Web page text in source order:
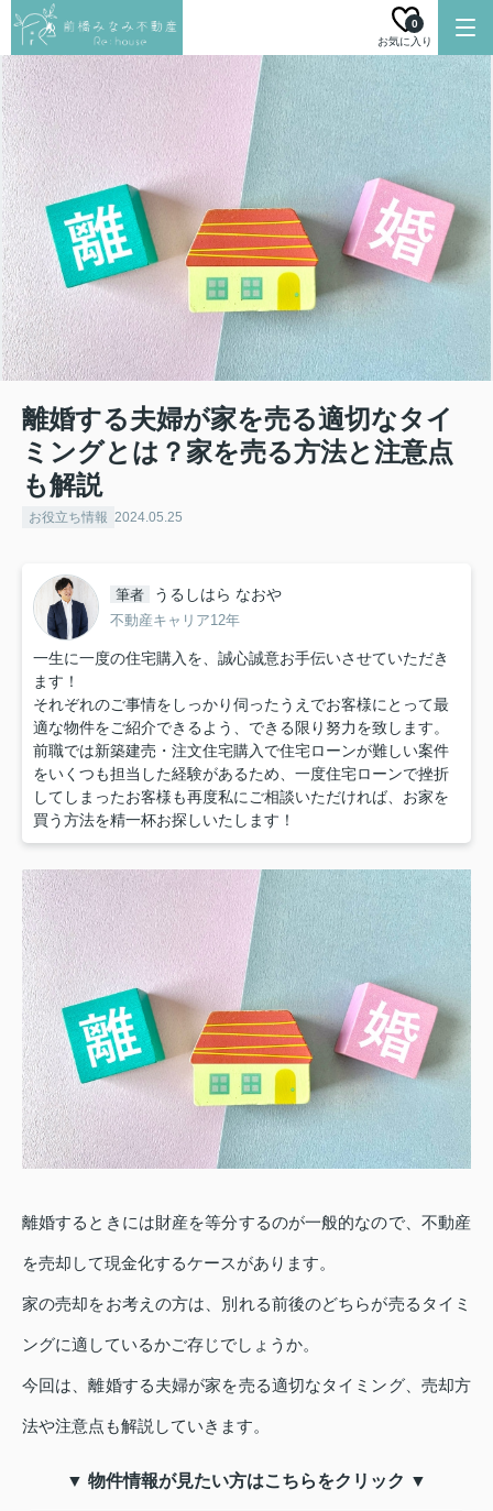
お気に入り
0
離婚する夫婦が家を売る適切なタイ
ミングとは？家を売る方法と注意点
も解説
お役立ち情報 2024.05.25
筆者 うるしはら なおや
不動産キャリア12年
一生に一度の住宅購入を、誠心誠意お手伝いさせていただき
ます！
それぞれのご事情をしっかり伺ったうえでお客様にとって最
適な物件をご紹介できるよう、できる限り努力を致します。
前職では新築建売・注文住宅購入で住宅ローンが難しい案件
をいくつも担当した経験があるため、一度住宅ローンで挫折
してしまったお客様も再度私にご相談いただければ、お家を
買う方法を精一杯お探しいたします！
離婚するときには財産を等分するのが一般的なので、不動産
を売却して現金化するケースがあります。
家の売却をお考えの方は、別れる前後のどちらが売るタイミ
ングに適しているかご存じでしょうか。
今回は、離婚する夫婦が家を売る適切なタイミング、売却方
法や注意点も解説していきます。
▼ 物件情報が見たい方はこちらをクリック ▼